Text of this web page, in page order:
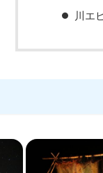
川エ